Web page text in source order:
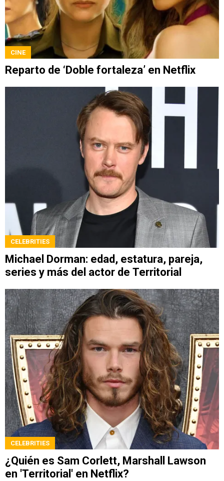
CINE
Reparto de ‘Doble fortaleza’ en Netflix
CELEBRITIES
Michael Dorman: edad, estatura, pareja,
series y más del actor de Territorial
CELEBRITIES
¿Quién es Sam Corlett, Marshall Lawson
en 'Territorial' en Netflix?